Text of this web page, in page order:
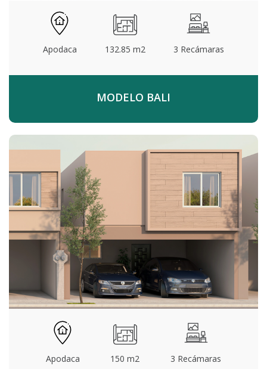
Apodaca 132.85 m2 3 Recámaras
MODELO BALI
Apodaca 150 m2 3 Recámaras